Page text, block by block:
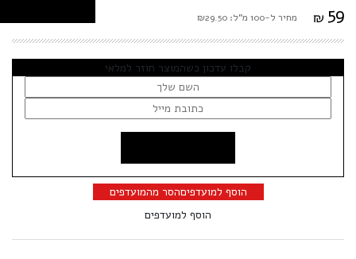
₪ 59 מחיר ל-100 מ"ל: ₪29.50
קבלו עדכון כשהמוצר חוזר למלאי
הוסף למועדפיםהסר מהמועדפים
הוסף למועדפים